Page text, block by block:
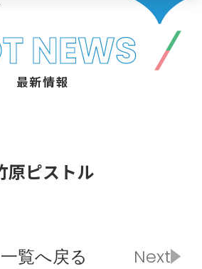
NEWS
最新情報
原ピストル
一覧へ戻る Next